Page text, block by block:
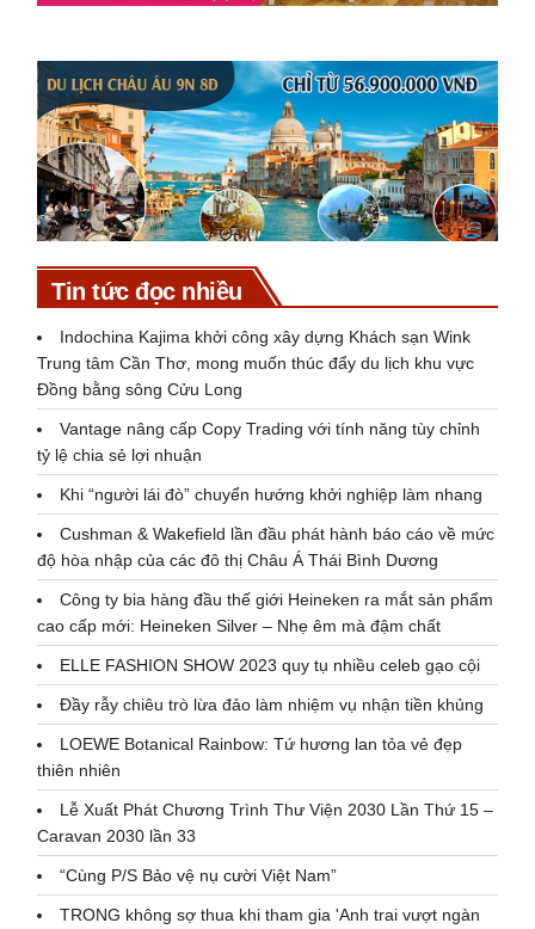
Tin tức đọc nhiều
Indochina Kajima khởi công xây dựng Khách sạn Wink
Trung tâm Cần Thơ, mong muốn thúc đẩy du lịch khu vực
Đồng bằng sông Cửu Long
Vantage nâng cấp Copy Trading với tính năng tùy chỉnh
tỷ lệ chia sẻ lợi nhuận
Khi “người lái đò” chuyển hướng khởi nghiệp làm nhang
Cushman & Wakefield lần đầu phát hành báo cáo về mức
độ hòa nhập của các đô thị Châu Á Thái Bình Dương
Công ty bia hàng đầu thế giới Heineken ra mắt sản phẩm
cao cấp mới: Heineken Silver – Nhẹ êm mà đậm chất
ELLE FASHION SHOW 2023 quy tụ nhiều celeb gạo cội
Đầy rẫy chiêu trò lừa đảo làm nhiệm vụ nhận tiền khủng
LOEWE Botanical Rainbow: Tứ hương lan tỏa vẻ đẹp
thiên nhiên
Lễ Xuất Phát Chương Trình Thư Viện 2030 Lần Thứ 15 –
Caravan 2030 lần 33
“Cùng P/S Bảo vệ nụ cười Việt Nam”
TRONG không sợ thua khi tham gia 'Anh trai vượt ngàn